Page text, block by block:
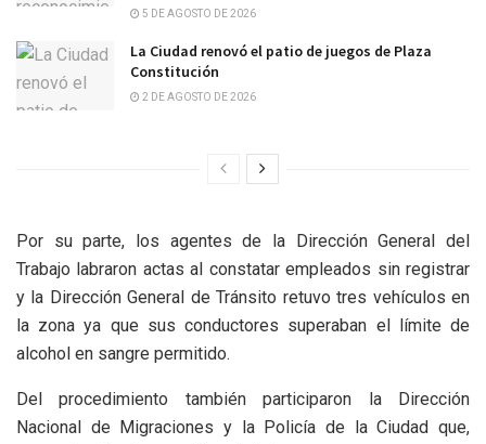
5 DE AGOSTO DE 2026
La Ciudad renovó el patio de juegos de Plaza
Constitución
2 DE AGOSTO DE 2026
Por su parte, los agentes de la Dirección General del
Trabajo labraron actas al constatar empleados sin registrar
y la Dirección General de Tránsito retuvo tres vehículos en
la zona ya que sus conductores superaban el límite de
alcohol en sangre permitido.
Del procedimiento también participaron la Dirección
Nacional de Migraciones y la Policía de la Ciudad que,